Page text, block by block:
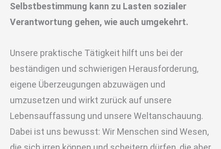
Selbstbestimmung kann zu Lasten sozialer
Verantwortung gehen, wie auch umgekehrt.
Unsere praktische Tätigkeit hilft uns bei der
beständigen und schwierigen Herausforderung,
eigene Überzeugungen abzuwägen und
umzusetzen und wirkt zurück auf unsere
Lebensauffassung und unsere Weltanschauung.
Dabei ist uns bewusst: Wir Menschen sind Wesen,